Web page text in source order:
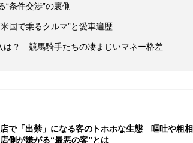
条件交渉”の裏側
国で乗るクルマ”と愛車遍歴
は？ 競馬騎手たちの凄まじいマネー格差
で「出禁」になる客のトホホな生態 嘔吐や粗相
側が嫌がる“最悪の客”とは